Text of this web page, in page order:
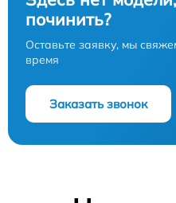
починить?
Оставьте заявку, мы
время
Заказать звонок